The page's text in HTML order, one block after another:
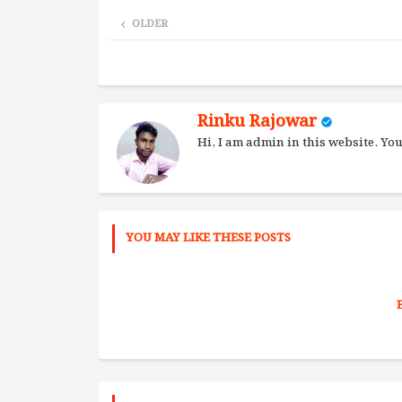
OLDER
Rinku Rajowar
Hi, I am admin in this website.
YOU MAY LIKE THESE POSTS